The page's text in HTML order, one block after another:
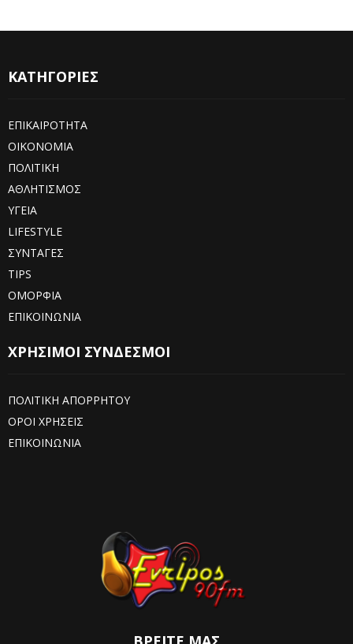
ΚΑΤΗΓΟΡΙΕΣ
ΕΠΙΚΑΙΡΟΤΗΤΑ
ΟΙΚΟΝΟΜΙΑ
ΠΟΛΙΤΙΚΗ
ΑΘΛΗΤΙΣΜΟΣ
ΥΓΕΙΑ
LIFESTYLE
ΣΥΝΤΑΓΕΣ
TIPS
ΟΜΟΡΦΙΑ
ΕΠΙΚΟΙΝΩΝΙΑ
ΧΡΗΣΙΜΟΙ ΣΥΝΔΕΣΜΟΙ
ΠΟΛΙΤΙΚΗ ΑΠΟΡΡΗΤΟΥ
ΟΡΟΙ ΧΡΗΣΕΙΣ
ΕΠΙΚΟΙΝΩΝΙΑ